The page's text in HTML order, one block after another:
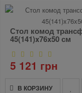
Стол комод
45(141)x76x50 см
5 121 грн
В КОРЗИНУ